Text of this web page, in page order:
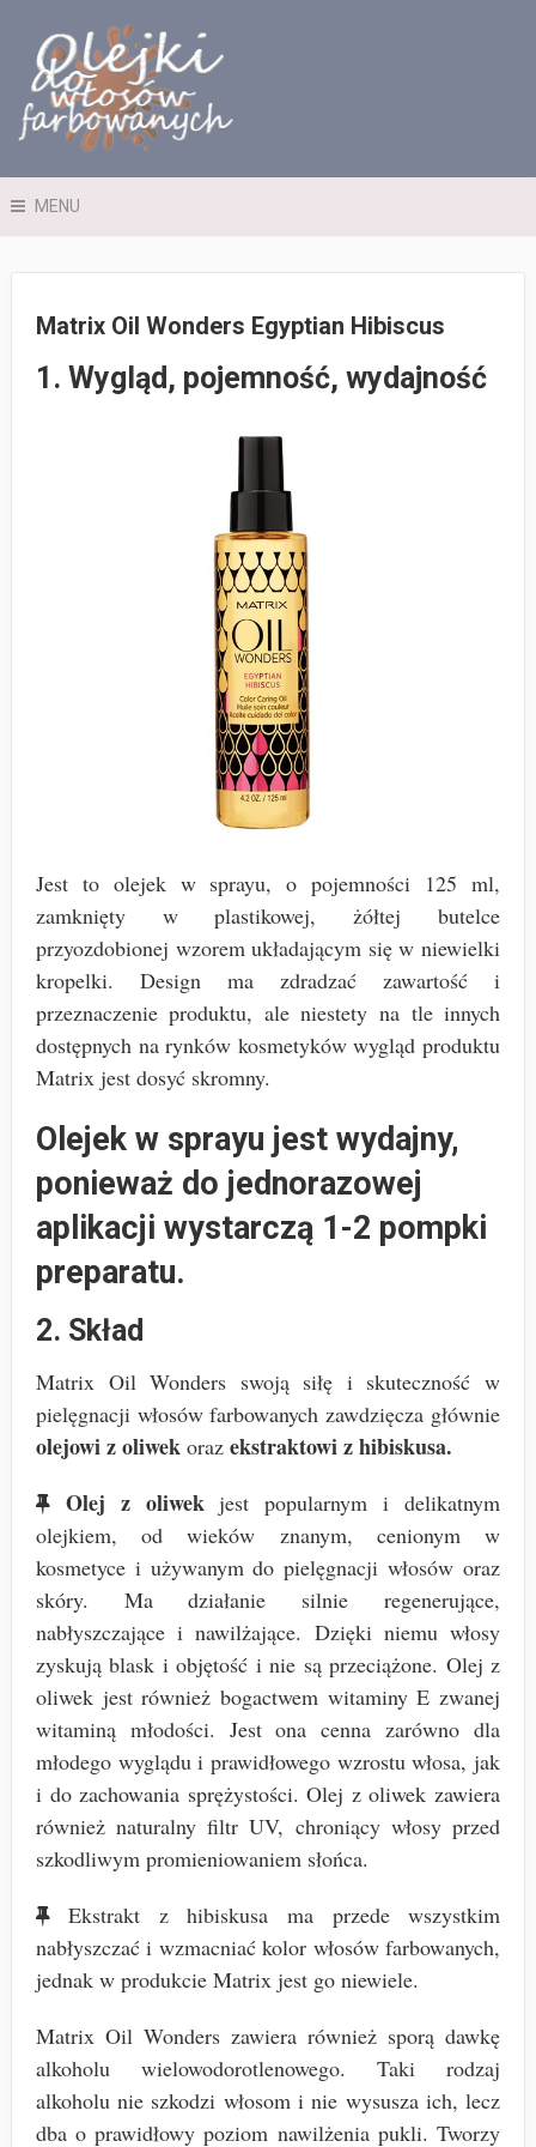
MENU
Matrix Oil Wonders Egyptian Hibiscus
1. Wygląd, pojemność, wydajność
Jest to olejek w sprayu, o pojemności 125 ml,
zamknięty w plastikowej, żółtej butelce
przyozdobionej wzorem układającym się w niewielki
kropelki. Design ma zdradzać zawartość i
przeznaczenie produktu, ale niestety na tle innych
dostępnych na rynków kosmetyków wygląd produktu
Matrix jest dosyć skromny.
Olejek w sprayu jest wydajny,
ponieważ do jednorazowej
aplikacji wystarczą 1-2 pompki
preparatu.
2. Skład
Matrix Oil Wonders swoją siłę i skuteczność w
pielęgnacji włosów farbowanych zawdzięcza głównie
olejowi z oliwekorazekstraktowi z hibiskusa.
Olej z oliwekjest popularnym i delikatnym
olejkiem, od wieków znanym, cenionym w
kosmetyce i używanym do pielęgnacji włosów oraz
skóry. Ma działanie silnie regenerujące,
nabłyszczające i nawilżające. Dzięki niemu włosy
zyskują blask i objętość i nie są przeciążone. Olej z
oliwek jest również bogactwem witaminy E zwanej
witaminą młodości. Jest ona cenna zarówno dla
młodego wyglądu i prawidłowego wzrostu włosa, jak
i do zachowania sprężystości. Olej z oliwek zawiera
również naturalny filtr UV, chroniący włosy przed
szkodliwym promieniowaniem słońca.
Ekstrakt z hibiskusa ma przede wszystkim
nabłyszczać i wzmacniać kolor włosów farbowanych,
jednak w produkcie Matrix jest go niewiele.
Matrix Oil Wonders zawiera również sporą dawkę
alkoholu wielowodorotlenowego. Taki rodzaj
alkoholu nie szkodzi włosom i nie wysusza ich, lecz
dba o prawidłowy poziom nawilżenia pukli. Tworzy